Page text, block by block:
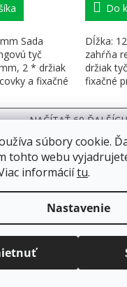
súbory cookie.
tohto webu
informáciítu.
Nastavenie
pre balíkové
nad120 EUR*.
Balíky zasielame už od4
ZRÝCHĽUJEME.
Sada
tyč
2 * držiak
a fixačné
Do
Dĺžka:
zahŕňa
držiak
fixačné
NAČÍTAŤ 60 ĎALŠÍCH
1
5
297 položiek celkom
pre vás